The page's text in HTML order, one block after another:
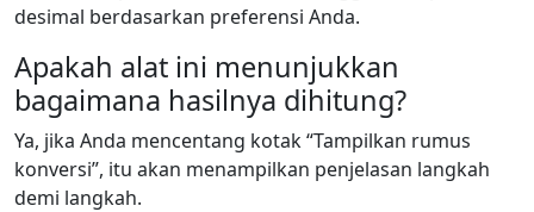
desimal berdasarkan preferensi Anda.
Apakah alat ini menunjukkan
bagaimana hasilnya dihitung?
Ya, jika Anda mencentang kotak “Tampilkan rumus
konversi”, itu akan menampilkan penjelasan langkah
demi langkah.